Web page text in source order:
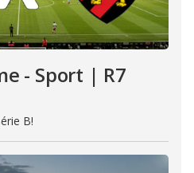
- Sport | R7
B!